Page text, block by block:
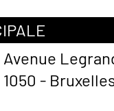
Avenue
1050 -